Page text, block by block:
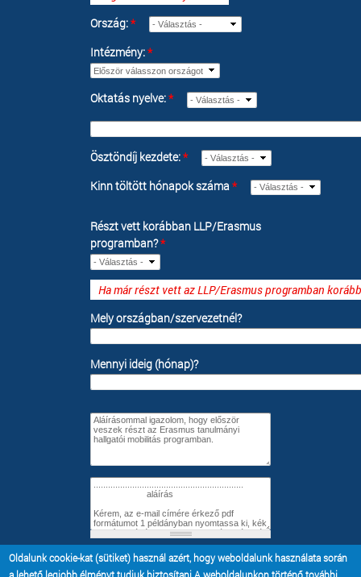
Ország:*
Intézmény:*
Oktatás nyelve:*
Egyéb nyelv:
Ösztöndíj kezdete:*
Kinn töltött hónapok száma*
Részt vett korábban LLP/Erasmus
programban?*
Ha már részt vett az LLP/Erasmus programban
Mely országban/szervezetnél?
Mennyi ideig (hónap)?
Nyilatkozat*
*
Oldalunk cookie-kat (sütiket) használ azért, hogy weboldalunk használata során